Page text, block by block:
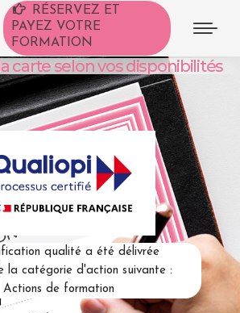
RÉSERVEZ ET
PAYEZ VOTRE
FORMATION
qualité a été délivrée
la catégorie d'action suivante :
Actions de formation
carte selon vos disponibilités